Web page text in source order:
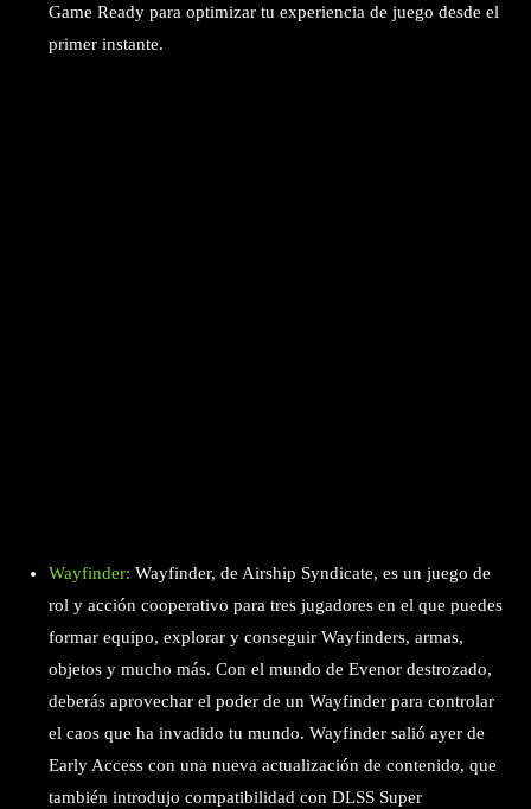
Game Ready para optimizar tu experiencia de juego desde el
primer instante.
Wayfinder: Wayfinder, de Airship Syndicate, es un juego de
rol y acción cooperativo para tres jugadores en el que puedes
formar equipo, explorar y conseguir Wayfinders, armas,
objetos y mucho más. Con el mundo de Evenor destrozado,
deberás aprovechar el poder de un Wayfinder para controlar
el caos que ha invadido tu mundo. Wayfinder salió ayer de
Early Access con una nueva actualización de contenido, que
también introdujo compatibilidad con DLSS Super